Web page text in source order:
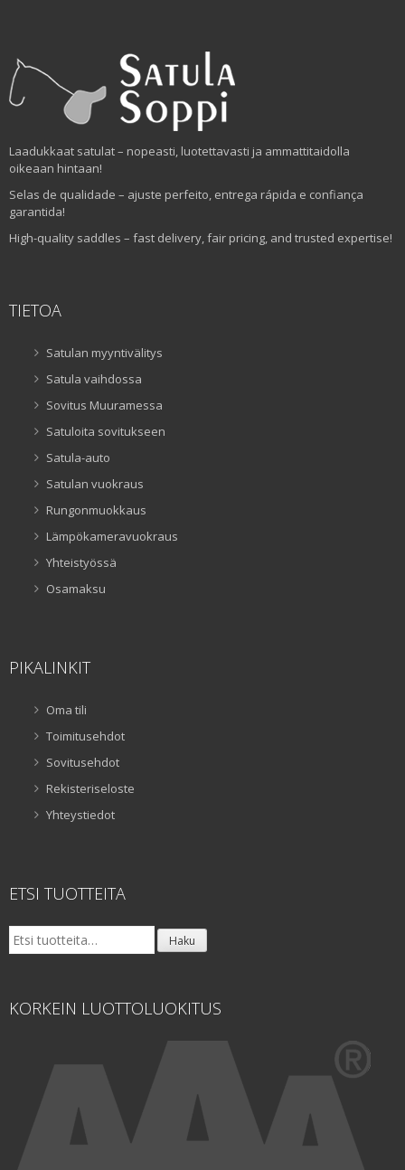
Laadukkaat satulat – nopeasti, luotettavasti ja ammattitaidolla
oikeaan hintaan!
Selas de qualidade – ajuste perfeito, entrega rápida e confiança
garantida!
High-quality saddles – fast delivery, fair pricing, and trusted expertise!
TIETOA
Satulan myyntivälitys
Satula vaihdossa
Sovitus Muuramessa
Satuloita sovitukseen
Satula-auto
Satulan vuokraus
Rungonmuokkaus
Lämpökameravuokraus
Yhteistyössä
Osamaksu
PIKALINKIT
Oma tili
Toimitusehdot
Sovitusehdot
Rekisteriseloste
Yhteystiedot
ETSI TUOTTEITA
Etsi: Haku
KORKEIN LUOTTOLUOKITUS